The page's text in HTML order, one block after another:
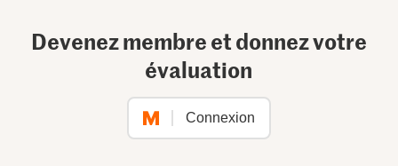
Devenez membre et donnez votre
évaluation
Connexion